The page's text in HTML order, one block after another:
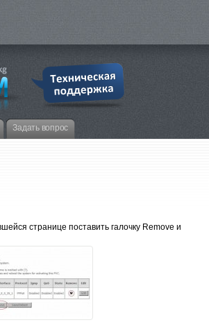
Задать вопрос
странице поставить галочку Remove и